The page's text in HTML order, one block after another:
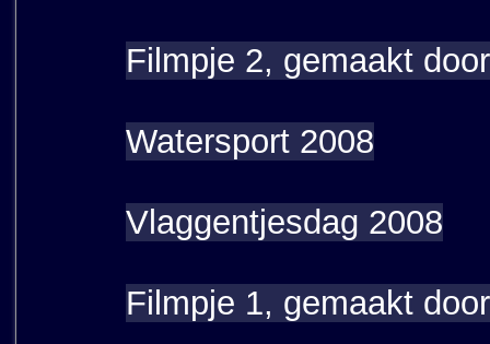
Filmpje 2, gemaakt
Watersport 2008
Vlaggentjesdag 2008
Filmpje 1, gemaakt